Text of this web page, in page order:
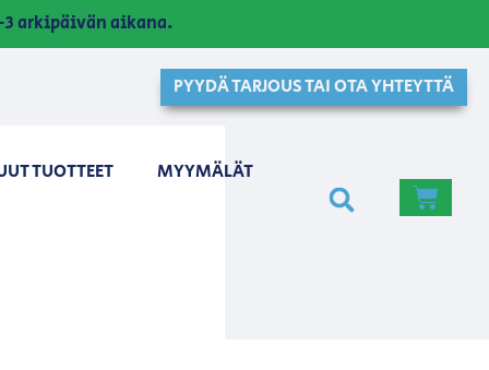
arkipäivän aikana.
PYYDÄ TARJOUS TAI OTA YHTEYTTÄ
TUOTTEET MYYMÄLÄT